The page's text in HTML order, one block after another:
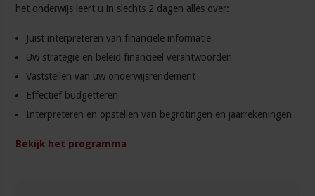
het onderwijs leert u in slechts 2 dagen alles over:
Juist interpreteren van financiële informatie
Uw strategie en beleid financieel verantwoorden
Vaststellen van uw onderwijsrendement
Effectief budgetteren
Interpreteren en opstellen van begrotingen en jaarrekeningen
Bekijk het programma